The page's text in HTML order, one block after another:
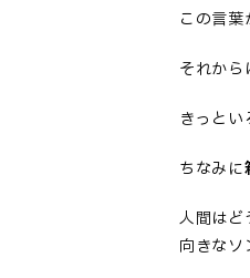
この言葉
それから
きっとい
ちなみに
人間はど
向きなソ